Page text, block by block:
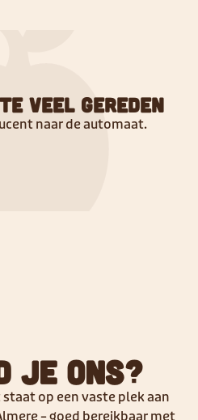
veel gereden
naar de automaat.
je ons?
op een vaste plek aan
– goed bereikbaar met